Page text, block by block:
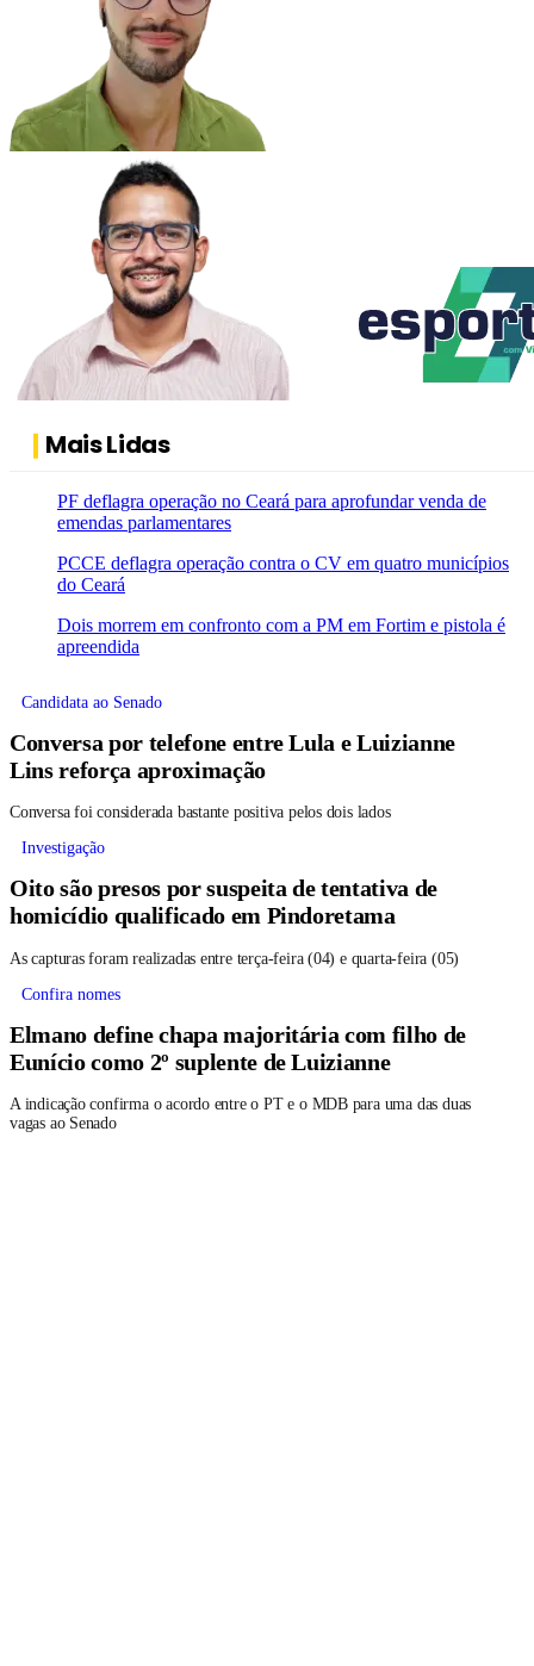
Mais Lidas
PF deflagra operação no Ceará para aprofundar venda de
emendas parlamentares
PCCE deflagra operação contra o CV em quatro municípios
do Ceará
Dois morrem em confronto com a PM em Fortim e pistola é
apreendida
Candidata ao Senado
Conversa por telefone entre Lula e Luizianne
Lins reforça aproximação
Conversa foi considerada bastante positiva pelos dois lados
Investigação
Oito são presos por suspeita de tentativa de
homicídio qualificado em Pindoretama
As capturas foram realizadas entre terça-feira (04) e quarta-feira (05)
Confira nomes
Elmano define chapa majoritária com filho de
Eunício como 2º suplente de Luizianne
A indicação confirma o acordo entre o PT e o MDB para uma das duas
vagas ao Senado